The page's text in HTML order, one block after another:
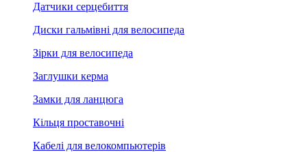
Датчики серцебиття
Диски гальмівні для велосипеда
Зірки для велосипеда
Заглушки керма
Замки для ланцюга
Кільця проставочні
Кабелі для велокомпьютерів